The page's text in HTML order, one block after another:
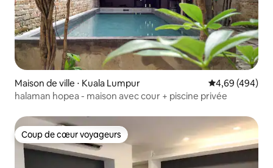
Maison de ville ⋅ Kuala Lumpur Évaluation
4,69 (494)
halaman hopea - maison avec cour + piscine privée
Coup de cœur voyageurs
Coup de cœur voyageurs